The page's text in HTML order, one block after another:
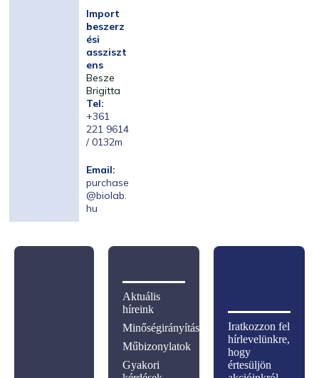
Import
beszerz
ési
assziszt
ens
Besze
Brigitta
Tel:
+361
221 9614
/ 0132m
Email:
purchase
@biolab.
hu
Iratkozzon fel
hírlevelünkre,
hogy
értesüljön
Aktuális
híreink
Minőségirányítás
Műbizonylatok
Gyakori